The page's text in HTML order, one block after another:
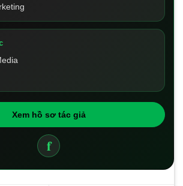
Xem hồ sơ tác giả
f